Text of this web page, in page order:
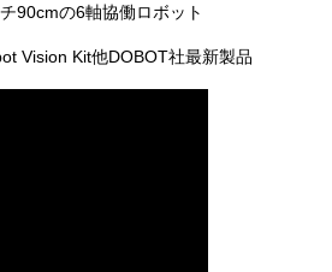
90cmの6軸協働ロボット
Vision Kit他DOBOT社最新製品